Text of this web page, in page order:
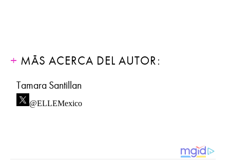
MÁS ACERCA DEL AUTOR:
Tamara Santillan
@ELLEMexico